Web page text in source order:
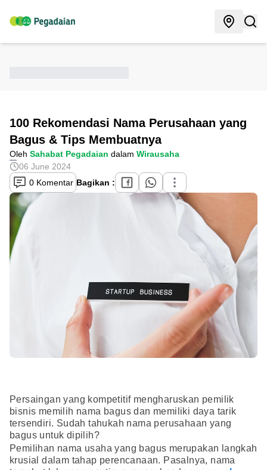
100 Rekomendasi Nama Perusahaan yang
Bagus & Tips Membuatnya
Oleh Sahabat Pegadaian dalam Wirausaha
06 June 2024
0 Komentar Bagikan :
Persaingan yang kompetitif mengharuskan pemilik
bisnis memilih nama bagus dan memiliki daya tarik
tersendiri. Sudah tahukah nama perusahaan yang
bagus untuk dipilih?
Pemilihan nama usaha yang bagus merupakan langkah
krusial dalam tahap perencanaan. Pasalnya, nama